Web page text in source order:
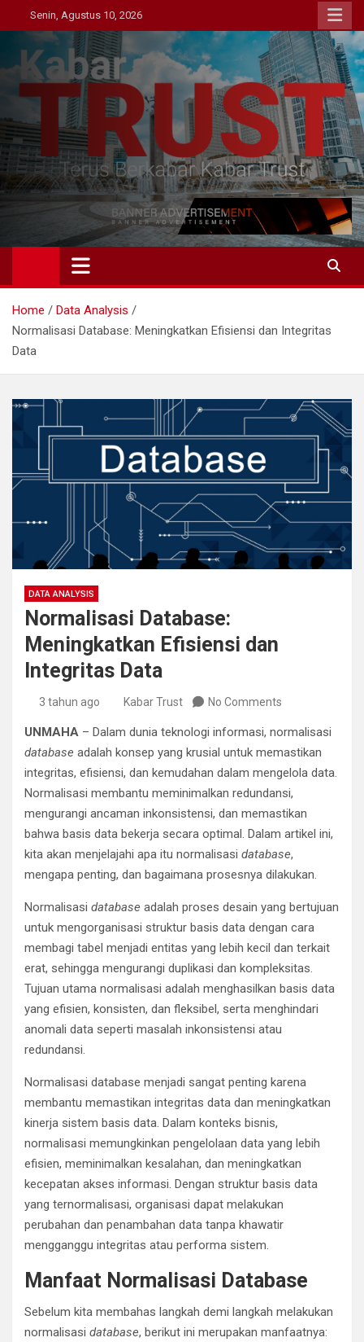
to
content
Senin, Agustus 10, 2026
Kabar Trust
Terus Berkabar Kabar Trust
Home
Data Analysis
Normalisasi Database: Meningkatkan Efisiensi dan Integritas
Data
DATA ANALYSIS
Normalisasi Database:
Meningkatkan Efisiensi dan
Integritas Data
3 tahun ago Kabar Trust No Comments
UNMAHA – Dalam dunia teknologi informasi, normalisasi
database adalah konsep yang krusial untuk memastikan
integritas, efisiensi, dan kemudahan dalam mengelola data.
Normalisasi membantu meminimalkan redundansi,
mengurangi ancaman inkonsistensi, dan memastikan
bahwa basis data bekerja secara optimal. Dalam artikel ini,
kita akan menjelajahi apa itu normalisasi database,
mengapa penting, dan bagaimana prosesnya dilakukan.
Normalisasi database adalah proses desain yang bertujuan
untuk mengorganisasi struktur basis data dengan cara
membagi tabel menjadi entitas yang lebih kecil dan terkait
erat, sehingga mengurangi duplikasi dan kompleksitas.
Tujuan utama normalisasi adalah menghasilkan basis data
yang efisien, konsisten, dan fleksibel, serta menghindari
anomali data seperti masalah inkonsistensi atau
redundansi.
Normalisasi database menjadi sangat penting karena
membantu memastikan integritas data dan meningkatkan
kinerja sistem basis data. Dalam konteks bisnis,
normalisasi memungkinkan pengelolaan data yang lebih
efisien, meminimalkan kesalahan, dan meningkatkan
kecepatan akses informasi. Dengan struktur basis data
yang ternormalisasi, organisasi dapat melakukan
perubahan dan penambahan data tanpa khawatir
mengganggu integritas atau performa sistem.
Manfaat Normalisasi Database
Sebelum kita membahas langkah demi langkah melakukan
normalisasi database, berikut ini merupakan manfaatnya: